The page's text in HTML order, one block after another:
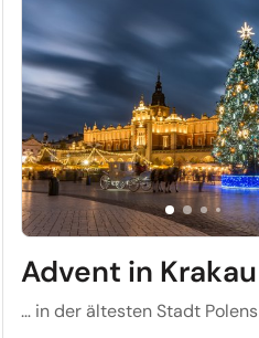
setzen
Advent in Krakau
… in der ältesten Stadt Polens